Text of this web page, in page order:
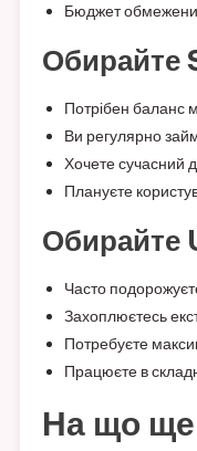
Бюджет
Обирайте
Потрібен баланс
Ви регулярно
Хочете сучасний
Плануєте
Обирайте
Часто
Захоплюєтесь
Потребуєте
Працюєте в
На що ще